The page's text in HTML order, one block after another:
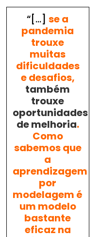
“[…]se a
pandemia
trouxe
muitas
dificuldades
e desafios,
também
trouxe
oportunidades
de melhoria.
Como
sabemos que
a
aprendizagem
por
modelagem é
um modelo
bastante
eficaz na